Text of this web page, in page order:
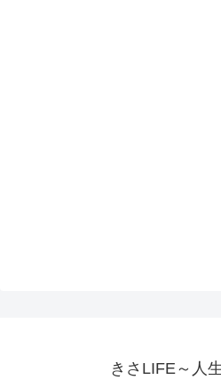
きさLIFE～人